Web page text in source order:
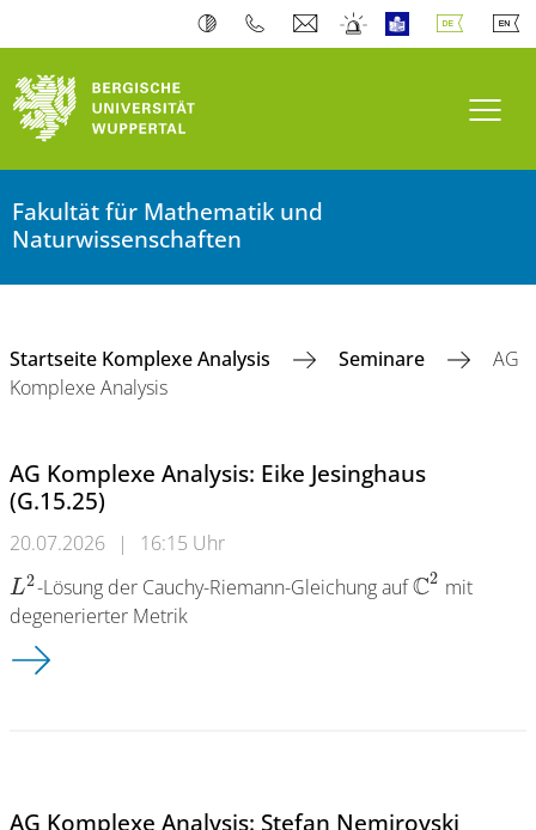
Fakultät für Mathematik und
Naturwissenschaften
Startseite Komplexe Analysis Seminare
AG
Komplexe Analysis
AG Komplexe Analysis: Eike Jesinghaus
(G.15.25)
20.07.2026 | 16:15 Uhr
L2-Lösung der Cauchy-Riemann-Gleichung aufC2 mit
degenerierter Metrik
AG Komplexe Analysis: Eike Jesinghaus (G.15.25)
AG Komplexe Analysis: Stefan Nemirovski